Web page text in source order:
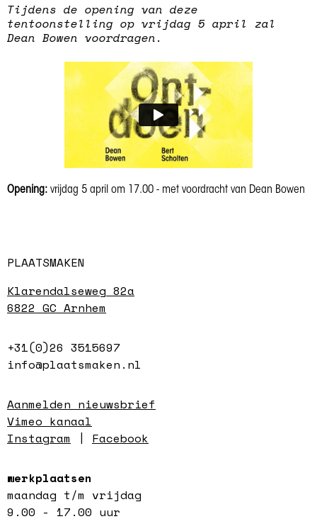
Tijdens de opening van deze
tentoonstelling op vrijdag 5 april zal
Dean Bowen voordragen.
Opening: vrijdag 5 april om 17.00 - met voordracht van Dean Bowen
PLAATSMAKEN
Klarendalseweg 82a
6822 GC Arnhem
+31(0)26 3515697
info@plaatsmaken.nl
Aanmelden nieuwsbrief
Vimeo kanaal
Instagram | Facebook
werkplaatsen
maandag t/m vrijdag
9.00 - 17.00 uur